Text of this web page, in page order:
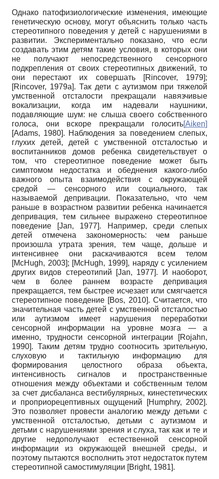
Однако патофизиологические изменения, имеющие
генетическую основу, могут объяснить только часть
стереотипного поведения у детей с нарушениями в
развитии. Экспериментально показано, что если
создавать этим детям такие условия, в которых они
не получают непосредственного сенсорного
подкрепления от своих стереотипных движений, то
они перестают их совершать
[Rincover, 1979];
[Rincover, 1979а]. Так дети с аутизмом при тяжелой
умственной отсталости прекращали навязчивые
вокализации, когда им надевали наушники,
подавляющие шум: не слыша своего собственного
голоса, они вскоре прекращали голосить[Aiken]
[Adams, 1980]. Наблюдения за поведением слепых,
глухих детей, детей с умственной отсталостью и
воспитанников домов ребенка свидетельствует о
том, что стереотипное поведение может быть
симптомом недостатка и обеднения какого-либо
важного опыта взаимодействия с окружающей
средой — сенсорного или социального, так
называемой депривации. Показательно, что чем
раньше в возрастном развитии ребенка начинается
депривация, тем сильнее выражено стереотипное
поведение
[Jan, 1977]. Например, среди слепых
детей отмечена закономерность: чем раньше
произошла утрата зрения, тем чаще, дольше и
интенсивнее они раскачиваются всем телом
[McHugh, 2003]; [McHugh, 1999], наряду с усилением
других видов стереотипий
[Jan, 1977]. И наоборот,
чем в более раннем возрасте депривация
прекращается, тем быстрее исчезает или смягчается
стереотипное поведение [Bos, 2010]. Считается, что
значительная часть детей с умственной отсталостью
или аутизмом имеет нарушения переработки
сенсорной информации на уровне мозга — а
именно, трудности сенсорной интеграции
[Rojahn,
1990]. Таким детям трудно соотносить зрительную,
слуховую и тактильную информацию для
формирования целостного образа объекта,
интенсивность сигналов и пространственные
отношения между объектами и собственным телом
за счет дисбаланса вестибулярных, кинестетических
и проприорецептивных ощущений
[Humphry, 2002].
Это позволяет провести аналогию между детьми с
умственной отсталостью, детьми с аутизмом и
детьми с нарушениями зрения и слуха, так как и те и
другие недо­получают естественной сенсорной
информации из окружающей внешней среды, и
поэтому пытаются восполнить этот недостаток путем
стереотипной самостимуляции [Bright, 1981].